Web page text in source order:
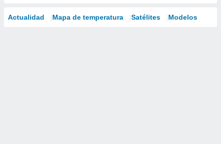
Actualidad Mapa de temperatura Satélites Modelos